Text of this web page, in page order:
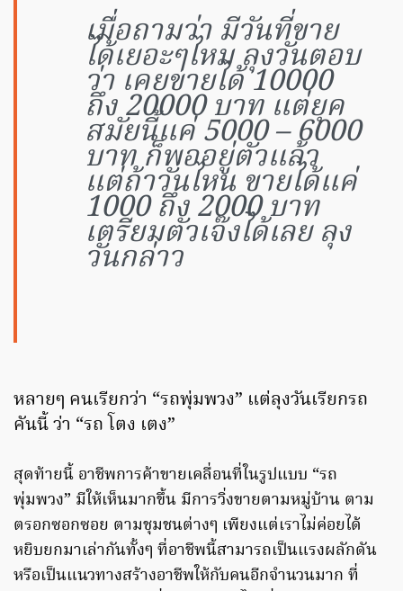
เมื่อถามว่า มีวันที่ขาย
ได้เยอะๆไหม ลุงวันตอบ
ว่า เคยขายได้ 10000
ถึง 20000 บาท แต่ยุค
สมัยนี้แค่ 5000 – 6000
บาท ก็พออยู่ตัวแล้ว
แต่ถ้าวันไหน ขายได้แค่
1000 ถึง 2000 บาท
เตรียมตัวเจ๊งได้เลย ลุง
วันกล่าว
หลายๆ คนเรียกว่า “รถพุ่มพวง” แต่ลุงวันเรียกรถ
คันนี้ ว่า “รถ โตง เตง”
สุดท้ายนี้ อาชีพการค้าขายเคลื่อนที่ในรูปแบบ “รถ
พุ่มพวง” มีให้เห็นมากขึ้น มีการวิ่งขายตามหมู่บ้าน ตาม
ตรอกซอกซอย ตามชุมชนต่างๆ เพียงแต่เราไม่ค่อยได้
หยิบยกมาเล่ากันทั้งๆ ที่อาชีพนี้สามารถเป็นแรงผลักดัน
หรือเป็นแนวทางสร้างอาชีพให้กับคนอีกจำนวนมาก ที่